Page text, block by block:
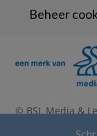
Beheer
© BSL Media &